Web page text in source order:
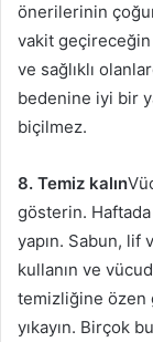
önerilerinin
vakit geçireceğin
ve sağlıklı
bedenine iyi bir
biçilmez.
8. Temiz kalın
gösterin.
yapın. Sabun, lif
kullanın ve
temizliğine özen
yıkayın. Birçok